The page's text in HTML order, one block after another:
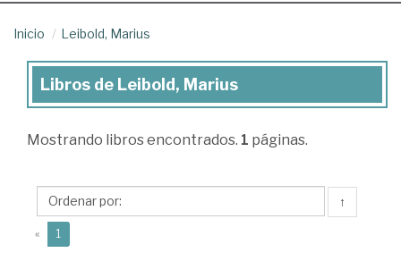
Inicio Leibold, Marius
Libros
Leibold,
Libros de Leibold, Marius
Mostrando libros encontrados. 1 páginas.
↑
« 1